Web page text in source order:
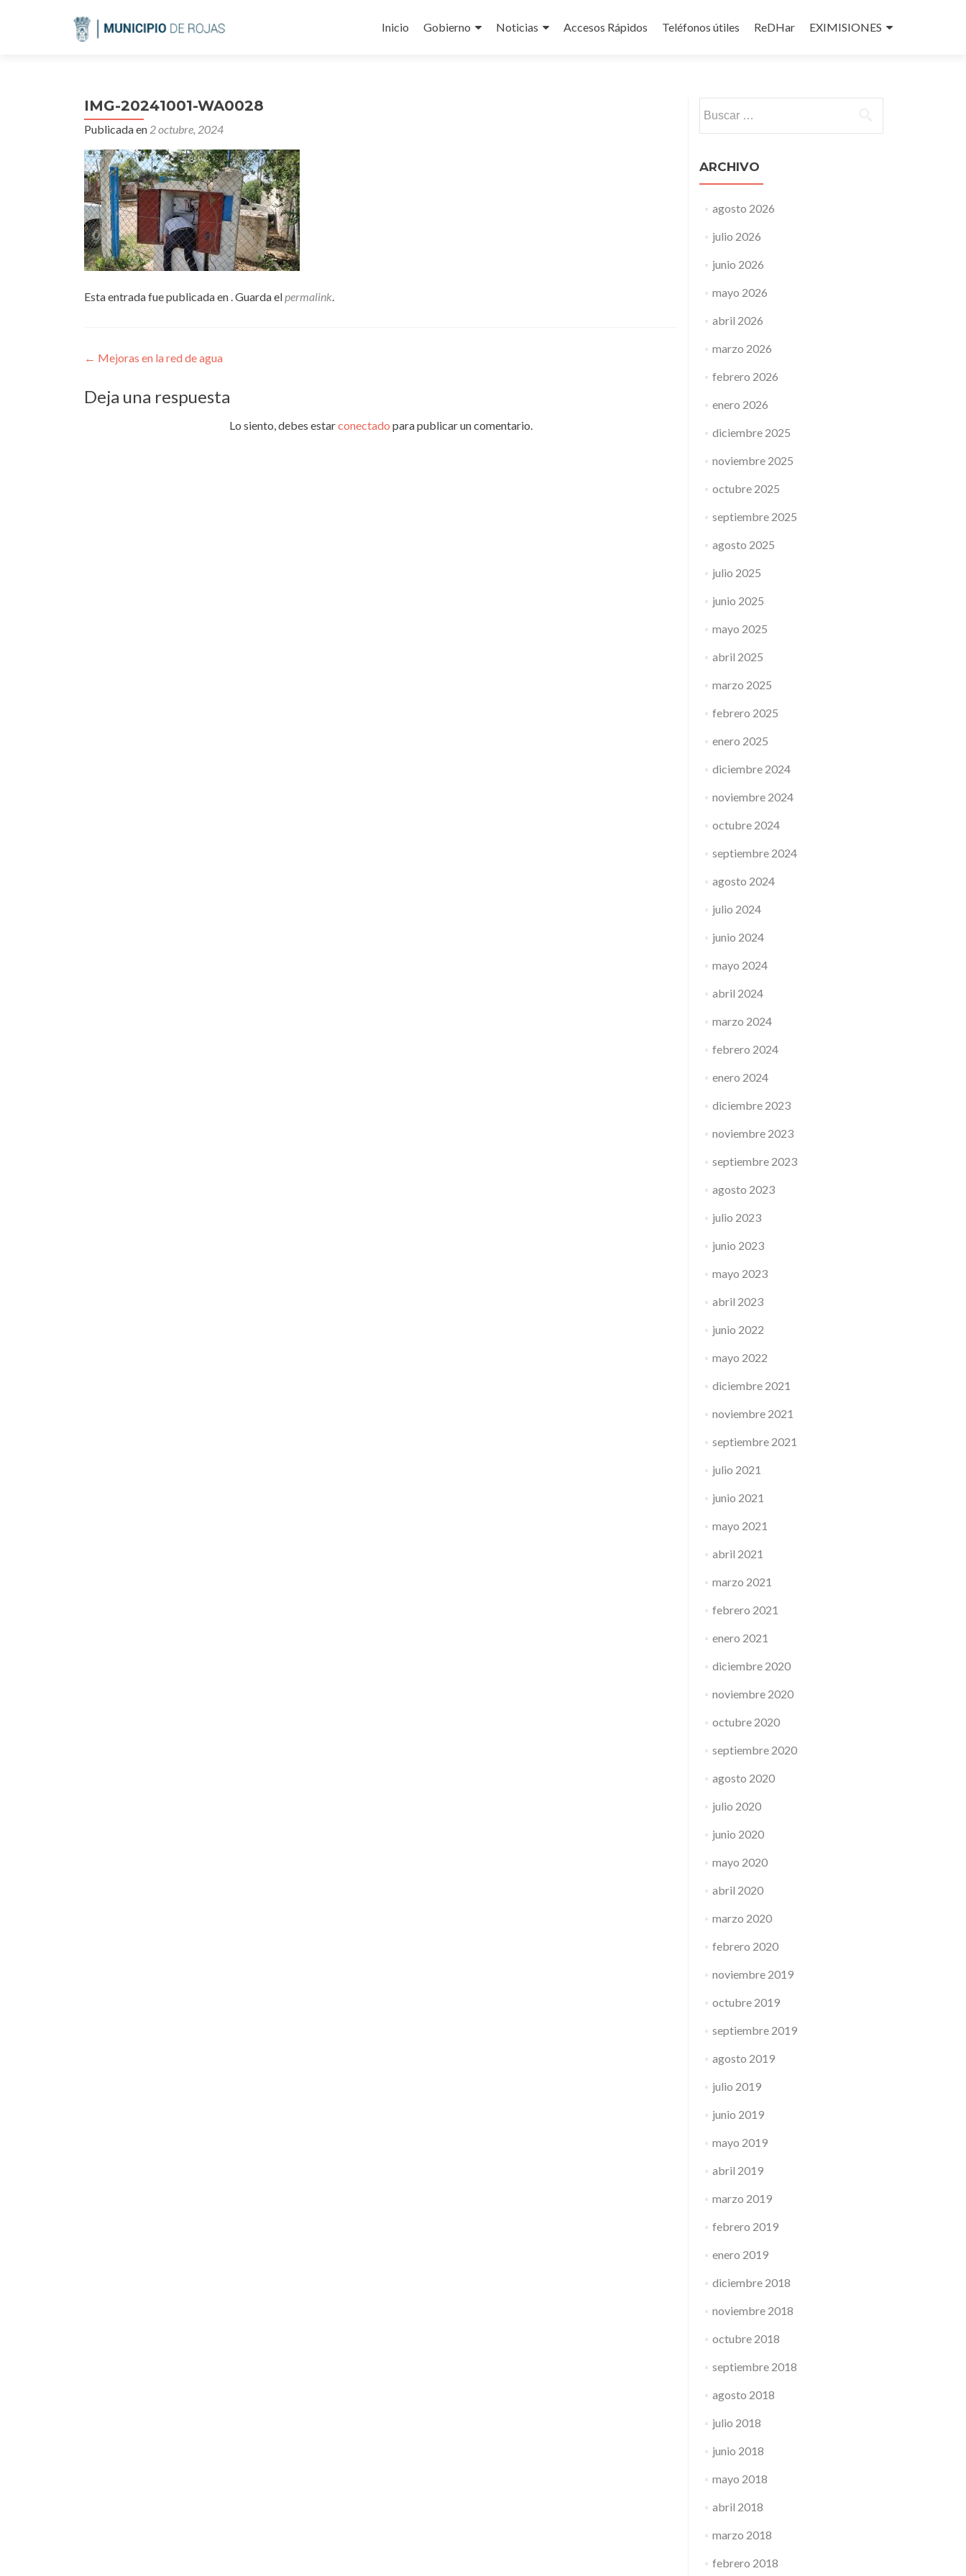
al
Inicio Gobierno Noticias Accesos Rápidos Teléfonos útiles ReDHar EXIMISIONES
IMG-20241001-WA0028
Publicada en 2 octubre, 2024
Esta entrada fue publicada en . Guarda elpermalink.
Navegación
de
entradas
← Mejoras en la red de agua
Deja una respuesta
Lo siento, debes estarconectado para publicar un comentario.
ARCHIVO
agosto 2026
julio 2026
junio 2026
mayo 2026
abril 2026
marzo 2026
febrero 2026
enero 2026
diciembre 2025
noviembre 2025
octubre 2025
septiembre 2025
agosto 2025
julio 2025
junio 2025
mayo 2025
abril 2025
marzo 2025
febrero 2025
enero 2025
diciembre 2024
noviembre 2024
octubre 2024
septiembre 2024
agosto 2024
julio 2024
junio 2024
mayo 2024
abril 2024
marzo 2024
febrero 2024
enero 2024
diciembre 2023
noviembre 2023
septiembre 2023
agosto 2023
julio 2023
junio 2023
mayo 2023
abril 2023
junio 2022
mayo 2022
diciembre 2021
noviembre 2021
septiembre 2021
julio 2021
junio 2021
mayo 2021
abril 2021
marzo 2021
febrero 2021
enero 2021
diciembre 2020
noviembre 2020
octubre 2020
septiembre 2020
agosto 2020
julio 2020
junio 2020
mayo 2020
abril 2020
marzo 2020
febrero 2020
noviembre 2019
octubre 2019
septiembre 2019
agosto 2019
julio 2019
junio 2019
mayo 2019
abril 2019
marzo 2019
febrero 2019
enero 2019
diciembre 2018
noviembre 2018
octubre 2018
septiembre 2018
agosto 2018
julio 2018
junio 2018
mayo 2018
abril 2018
marzo 2018
febrero 2018